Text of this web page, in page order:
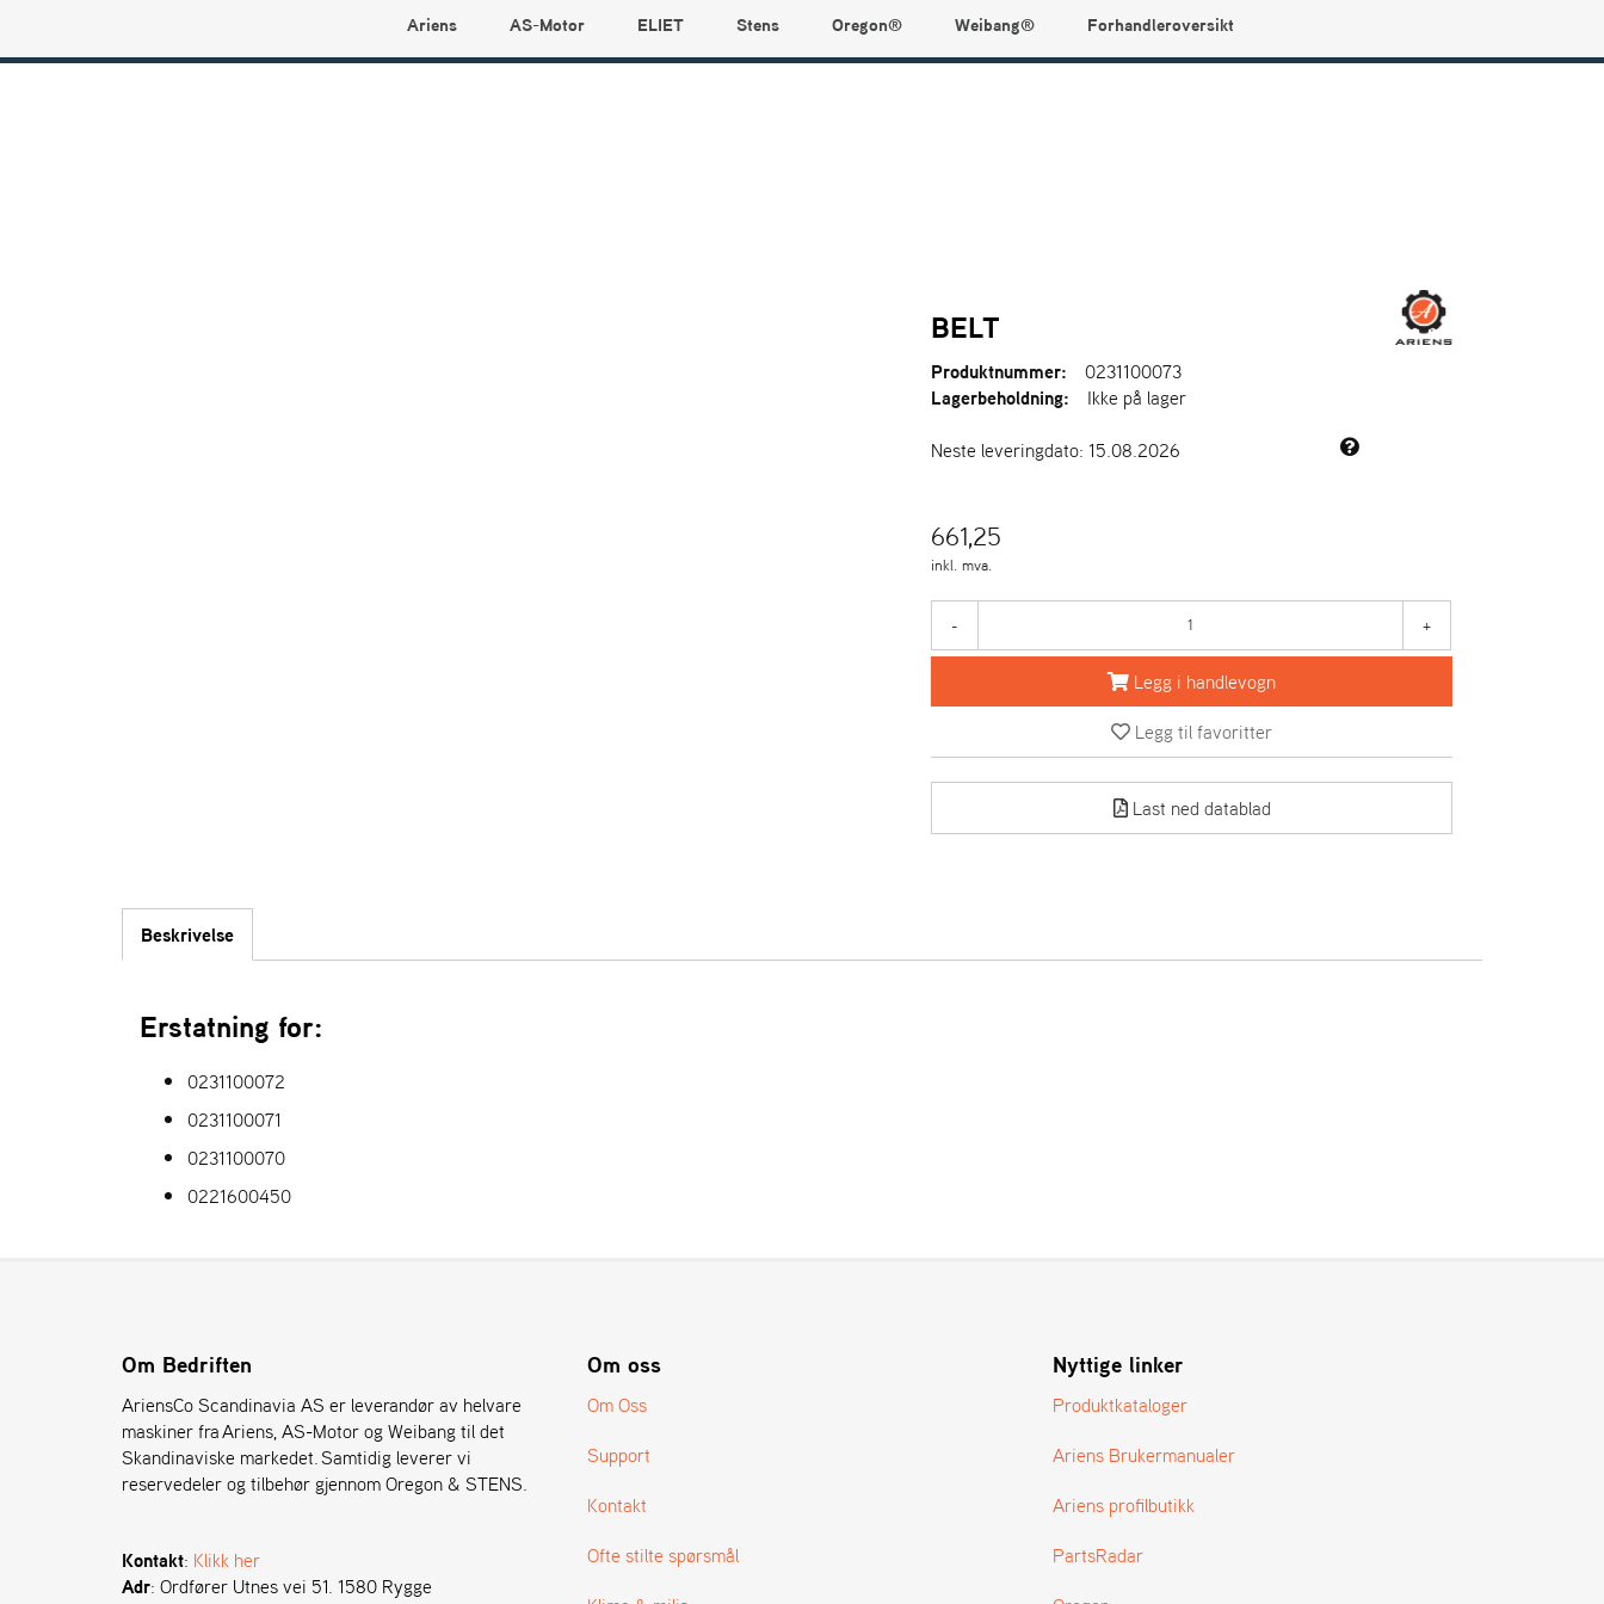
Min side
Ariens AS-Motor ELIET Stens Oregon® Weibang® Forhandleroversikt
BELT
Produktnummer:
0231100073
Lagerbeholdning:
Ikke på lager
Neste leveringdato: 15.08.2026
661,25
inkl. mva.
- +
Legg i handlevogn
Legg til favoritter
Last ned datablad
Beskrivelse
Erstatning for:
0231100072
0231100071
0231100070
0221600450
Om Bedriften
AriensCo Scandinavia AS er leverandør av helvare
maskiner fra Ariens, AS-Motor og Weibang til det
Skandinaviske markedet. Samtidig leverer vi
reservedeler og tilbehør gjennom Oregon & STENS.
Kontakt: Klikk her
Adr: Ordfører Utnes vei 51. 1580 Rygge
Om oss
Om Oss
Support
Kontakt
Ofte stilte spørsmål
Nyttige linker
Produktkataloger
Ariens Brukermanualer
Ariens profilbutikk
PartsRadar